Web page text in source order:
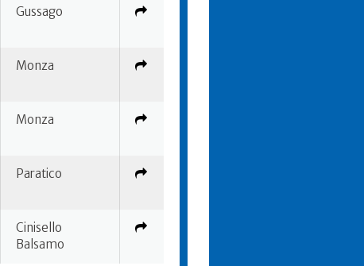
Gussago
Monza
Monza
Paratico
Cinisello
Balsamo